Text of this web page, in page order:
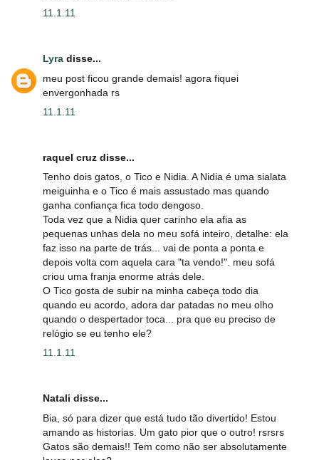
11.1.11
Lyra disse...
meu post ficou grande demais! agora fiquei
envergonhada rs
11.1.11
raquel cruz disse...
Tenho dois gatos, o Tico e Nidia. A Nidia é uma sialata
meiguinha e o Tico é mais assustado mas quando
ganha confiança fica todo dengoso.
Toda vez que a Nidia quer carinho ela afia as
pequenas unhas dela no meu sofá inteiro, detalhe: ela
faz isso na parte de trás... vai de ponta a ponta e
depois volta com aquela cara "ta vendo!". meu sofá
criou uma franja enorme atrás dele.
O Tico gosta de subir na minha cabeça todo dia
quando eu acordo, adora dar patadas no meu olho
quando o despertador toca... pra que eu preciso de
relógio se eu tenho ele?
11.1.11
Natali disse...
Bia, só para dizer que está tudo tão divertido! Estou
amando as historias. Um gato pior que o outro! rsrsrs
Gatos são demais!! Tem como não ser absolutamente